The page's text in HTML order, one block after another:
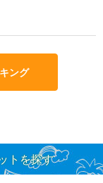
ング
トを探す